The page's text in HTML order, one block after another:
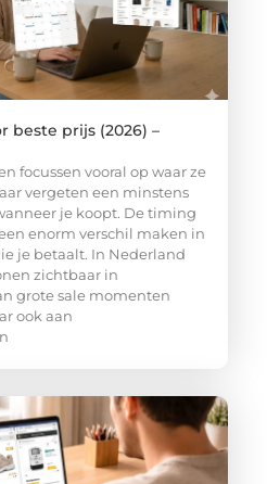
beste prijs (2026) –
focussen vooral op waar ze
vergeten een minstens
je koopt. De timing
enorm verschil maken in
je betaalt. In Nederland
zichtbaar in
grote sale momenten
ook aan